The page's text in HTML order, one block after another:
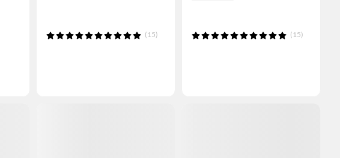
(15) (15)